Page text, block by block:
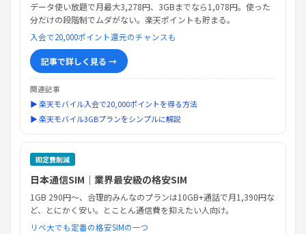
データ使い放題で月最大3,278円、3GBまでなら1,078円。使った
分だけの段階制でムダがない。楽天ポイントも貯まる。
入会で20,000ポイント還元のチャンスも
記事で詳しく見る →
関連記事
▶ 楽天モバイル入会で20,000ポイントを得る方法
▶ 楽天モバイル3GBプランをシンプルに解説
固定費削減
日本通信SIM｜業界最安級の格安SIM
1GB 290円〜、合理的みんなのプランは10GB+通話で月1,390円な
ど、とにかく安い。とことん通信費を抑えたい人向け。
リベ大でも定番の格安SIMの一つ